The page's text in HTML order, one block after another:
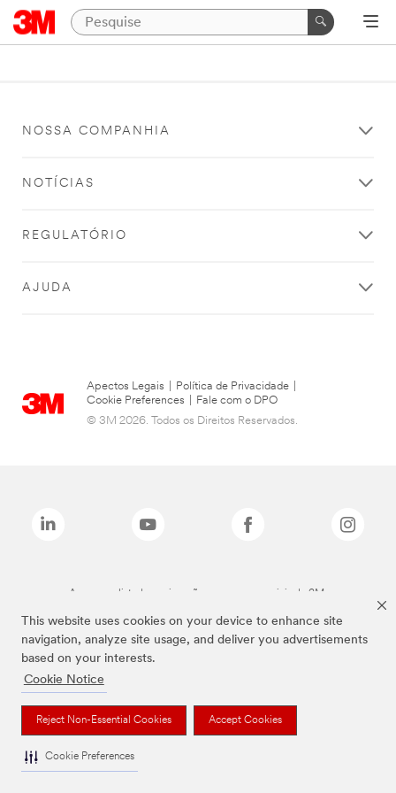
This website uses cookies on your device to enhance site
navigation, analyze site usage, and deliver you advertisements
based on your interests.
Cookie Notice
Reject Non-Essential Cookies Accept Cookies
Cookie Preferences
NOSSA COMPANHIA
NOTÍCIAS
REGULATÓRIO
AJUDA
Apectos Legais Política de Privacidade
Cookie Preferences
Fale com o DPO
© 3M 2026. Todos os Direitos Reservados.
As marcas listadas a cima são marcas comerciais da 3M.